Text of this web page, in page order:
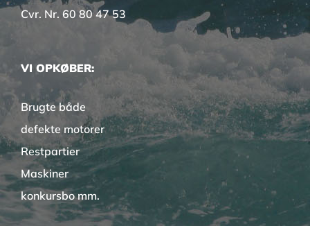
Cvr. Nr. 60 80 47 53
VI OPKØBER:
Brugte både
defekte motorer
Restpartier
Maskiner
konkursbo mm.